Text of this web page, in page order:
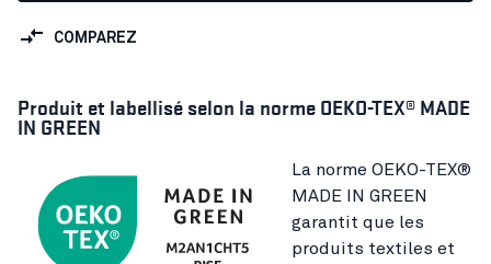
COMPAREZ
Produit et labellisé selon la norme OEKO-TEX® MADE
IN GREEN
La norme OEKO-TEX®
MADE IN GREEN
garantit que les
produits textiles et